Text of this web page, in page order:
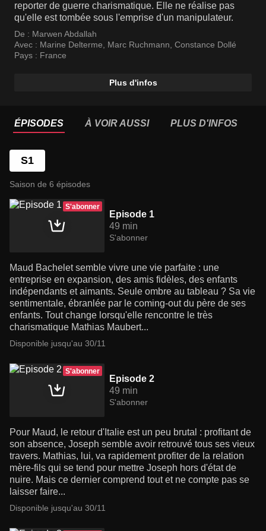
reporter de guerre charismatique. Elle ne réalise pas
qu'elle est tombée sous l'emprise d'un manipulateur.
De : Marwen Abdallah
Avec : Marine Delterme Marc Ruchmann Constance Dollé
Pays : France
Plus d'infos
ÉPISODES À VOIR AUSSI PLUS D'INFOS
S1
Saison de 6 épisodes
S'abonner
Episode 1
49 min
S'abonner
Maud Bachelet semble vivre une vie parfaite : une
entreprise en expansion, des amis fidèles, des enfants
indépendants et aimants. Seule ombre au tableau ? Sa vie
sentimentale, ébranlée par le coming-out du père de ses
enfants. Tout change lorsqu'elle rencontre le très
charismatique Mathias Maubert...
Disponible jusqu'au 30/11
S'abonner
Episode 2
49 min
S'abonner
Pour Maud, le retour d'Italie est un peu brutal : profitant de
son absence, Joseph semble avoir retrouvé tous ses vieux
travers. Mathias, lui, va rapidement profiter de la relation
mère-fils qui se tend pour mettre Joseph hors d'état de
nuire. Mais ce dernier comprend tout et ne compte pas se
laisser faire...
Disponible jusqu'au 30/11